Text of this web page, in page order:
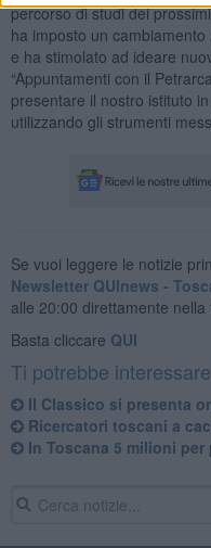
percorso di studi dei
ha imposto un
e ha stimolato ad ideare
“Appuntamenti con il
presentare il nostro istituto
utilizzando gli strumenti
Se vuoi leggere le notizie
Newsletter QUInews -
alle 20:00 direttamente nella
Basta cliccare QUI
Ti potrebbe
Il Classico si presenta
Ricercatori toscani a
In Toscana 5 milioni per